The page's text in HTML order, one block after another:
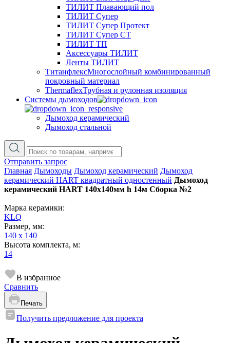
ТИЛИТ Плавающий пол
ТИЛИТ Супер
ТИЛИТ Супер Протект
ТИЛИТ Супер СТ
ТИЛИТ ТП
Аксессуары ТИЛИТ
Ленты ТИЛИТ
ТитанфлексМногослойный комбинированный
покровный материал
ThermaflexТрубная и рулонная изоляция
Cистемы дымоходов
Дымоход керамический
Дымоход стальной
Отправить запрос
Главная Дымоходы Дымоход керамический Дымоход
керамический HART квадратный одностенный Дымоход
керамический HART 140х140мм h 14м Сборка №2
Марка керамики:
KLQ
Размер, мм:
140 x 140
Высота комплекта, м:
14
В избранное
Сравнить
Печать
Получить предложение для проекта